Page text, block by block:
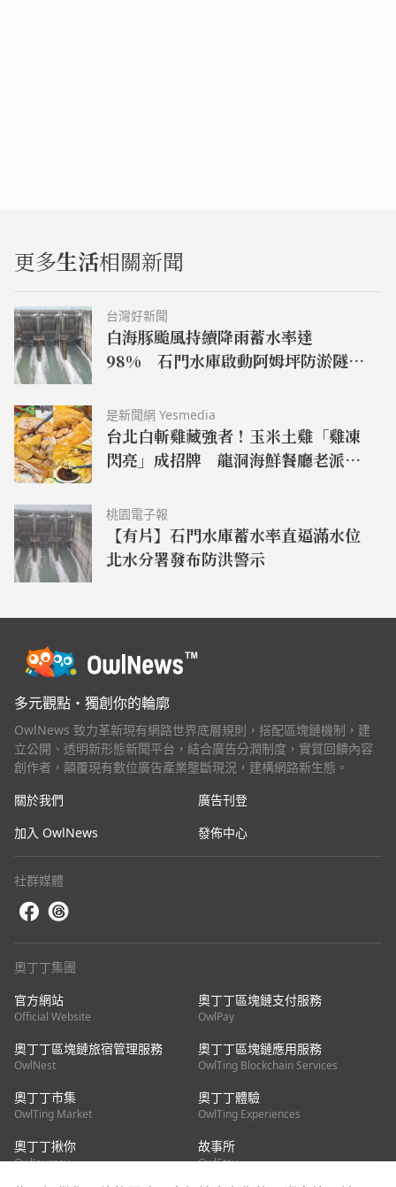
更多生活相關新聞
台灣好新聞
白海豚颱風持續降雨蓄水率達
98% 石門水庫啟動阿姆坪防淤隧道
是新聞網 Yesmedia
台北白斬雞藏強者！玉米土雞「雞凍
閃亮」成招牌 龍洞海鮮餐廳老派台
桃園電子報
【有片】石門水庫蓄水率直逼滿水位
北水分署發布防洪警示
多元觀點・獨創你的輪廓
OwlNews 致力革新現有網路世界底層規則，搭配區塊鏈機制，建
立公開、透明新形態新聞平台，結合廣告分潤制度，實質回饋內容
創作者，顛覆現有數位廣告產業壟斷現況，建構網路新生態。
關於我們
廣告刊登
加入 OwlNews
發佈中心
社群媒體
奧丁丁集團
官方網站
Official Website
奧丁丁區塊鏈支付服務
OwlPay
奧丁丁區塊鏈旅宿管理服務
OwlNest
奧丁丁區塊鏈應用服務
OwlTing Blockchain Services
奧丁丁市集
OwlTing Market
奧丁丁體驗
OwlTing Experiences
奧丁丁揪你
OwlJourney
故事所
OwlStay